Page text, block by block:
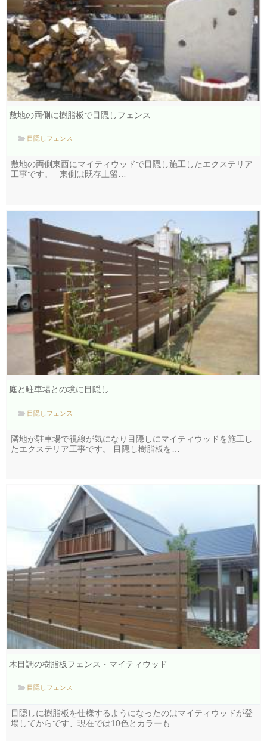
敷地の両側に樹脂板で目隠しフェンス
目隠しフェンス
敷地の両側東西にマイティウッドで目隠し施工したエクステリア
工事です。 東側は既存土留…
庭と駐車場との境に目隠し
目隠しフェンス
隣地が駐車場で視線が気になり目隠しにマイティウッドを施工し
たエクステリア工事です。 目隠し樹脂板を…
木目調の樹脂板フェンス・マイティウッド
目隠しフェンス
目隠しに樹脂板を仕様するようになったのはマイティウッドが登
場してからです、現在では10色とカラーも…